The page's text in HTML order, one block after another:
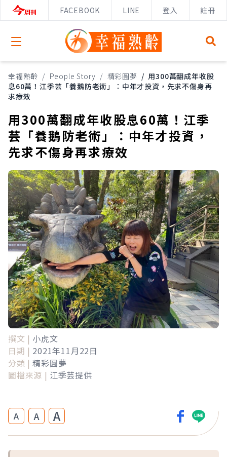
FACEBOOK LINE 登入 註冊
Open menu
幸福熟齡 / People Story / 精彩圓夢 / 用300萬翻成年收股
息60萬！江季芸「養鵝防老術」：中年才投資，先求不傷身再
求療效
用300萬翻成年收股息60萬！江季
芸「養鵝防老術」：中年才投資，
先求不傷身再求療效
撰文 | 小虎文
日期 | 2021年11月22日
分類 | 精彩圓夢
圖檔來源 | 江季芸提供
A A A